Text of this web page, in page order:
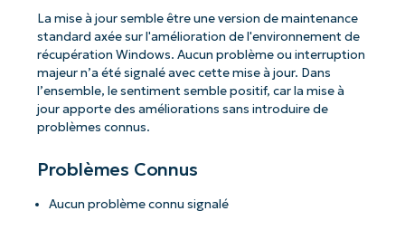
La mise à jour semble être une version de maintenance
standard axée sur l'amélioration de l'environnement de
récupération Windows. Aucun problème ou interruption
majeur n’a été signalé avec cette mise à jour. Dans
l’ensemble, le sentiment semble positif, car la mise à
jour apporte des améliorations sans introduire de
problèmes connus.
Problèmes Connus
Aucun problème connu signalé